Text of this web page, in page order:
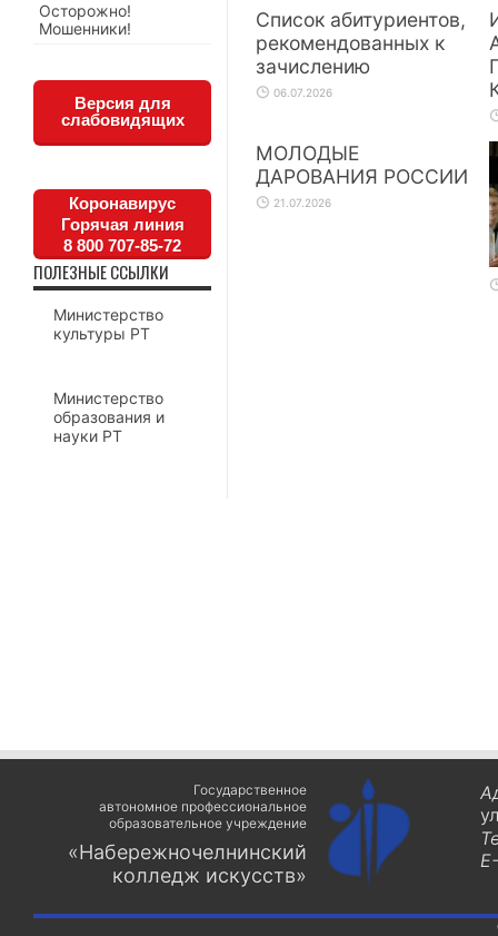
Список абитуриентов,
рекомендованных к
зачислению
06.07.2026
МОЛОДЫЕ
ДАРОВАНИЯ РОССИИ
21.07.2026
Осторожно!
Мошенники!
Версия для
слабовидящих
Коронавирус
Горячая линия
8 800 707-85-72
ПОЛЕЗНЫЕ ССЫЛКИ
Министерство
культуры РТ
Министерство
образования и
науки РТ
Государственное
автономное профессиональное
образовательное учреждение
«Набережночелнинский
колледж искусств»